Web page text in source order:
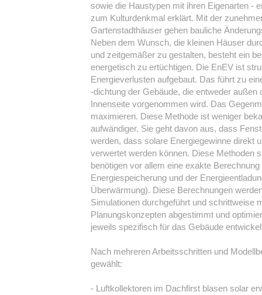
sowie die Haustypen mit ihren Eigenarten -
zum Kulturdenkmal erklärt. Mit der
Gartenstadthäuser gehen bauliche
Neben dem Wunsch, die kleinen Häuser
und zeitgemäßer zu gestalten, besteht ein
energetisch zu ertüchtigen. Die EnEV ist
Energieverlusten aufgebaut. Das führt zu
-dichtung der Gebäude, die entweder
Innenseite vorgenommen wird. Das
maximieren. Diese Methode ist weniger
aufwändiger. Sie geht davon aus, dass
werden, dass solare Energiegewinne direkt
verwertet werden können. Diese Methoden
benötigen vor allem eine exakte
Energiespeicherung und der
Überwärmung). Diese Berechnungen
Simulationen durchgeführt und schrittweise
Planungskonzepten abgestimmt und
jeweils spezifisch für das Gebäude
Nach mehreren Arbeitsschritten und
gewählt:
- Luftkollektoren im Dachfirst blasen solar